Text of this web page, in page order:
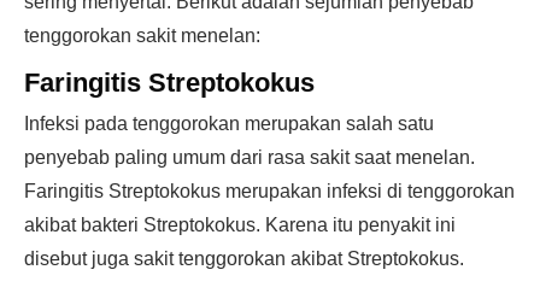
tenggorokan sakit menelan:
Faringitis Streptokokus
Infeksi pada tenggorokan merupakan salah satu
penyebab paling umum dari rasa sakit saat menelan.
Faringitis Streptokokus merupakan infeksi di tenggorokan
akibat bakteri Streptokokus. Karena itu penyakit ini
disebut juga sakit tenggorokan akibat Streptokokus.